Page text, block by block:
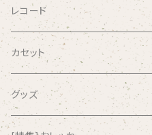
AGU
AIRCRAFT
airlie
レコード
カセット
グッズ